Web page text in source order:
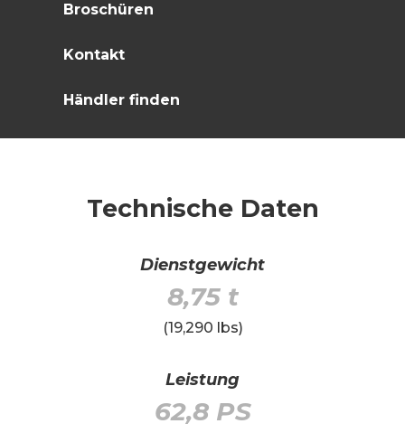
Broschüren
Kontakt
Händler finden
Technische Daten
Dienstgewicht
8,75 t
(19,290 lbs)
Leistung
62,8 PS